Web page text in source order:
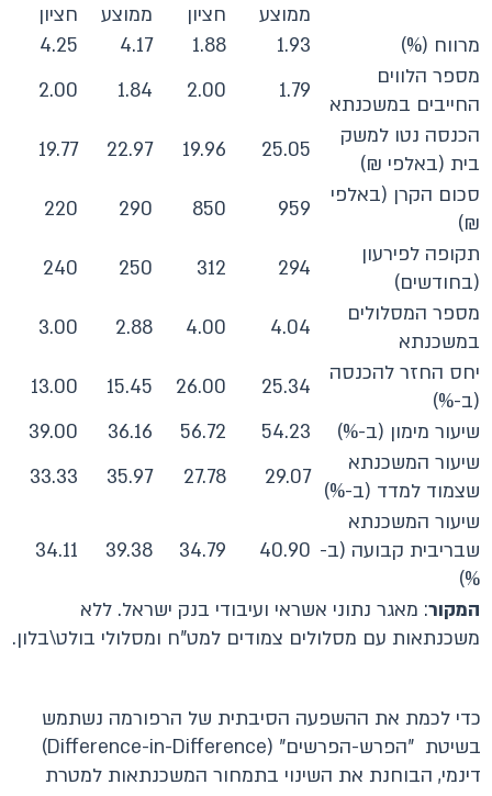
ממוצע
חציון ממוצע
חציון
מרווח (%)
1.93
1.88
4.17
4.25
מספר הלווים
החייבים במשכנתא
1.79
2.00
1.84
2.00
הכנסה נטו למשק
בית (באלפי ₪)
25.05
19.96
22.97
19.77
סכום הקרן (באלפי
₪)
959
850
290
220
תקופה לפירעון
(בחודשים)
294
312
250
240
מספר המסלולים
במשכנתא
4.04
4.00
2.88
3.00
יחס החזר להכנסה
(ב-%)
25.34
26.00
15.45
13.00
שיעור מימון (ב-%)
54.23
56.72
36.16
39.00
שיעור המשכנתא
שצמוד למדד (ב-%)
29.07
27.78
35.97
33.33
שיעור המשכנתא
שבריבית קבועה (ב-
%)
40.90
34.79
39.38
34.11
המקור: מאגר נתוני אשראי ועיבודי בנק ישראל. ללא
משכנתאות עם מסלולים צמודים למט"ח ומסלולי בולט\בלון.
כדי לכמת את ההשפעה הסיבתית של הרפורמה נשתמש
בשיטת "הפרש-הפרשים" (Difference-in-Difference)
דינמי, הבוחנת את השינוי בתמחור המשכנתאות למטרת